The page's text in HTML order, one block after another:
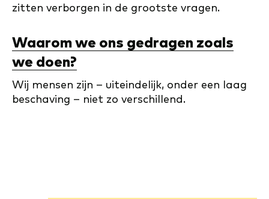
zitten verborgen in de grootste vragen.
Waarom we ons gedragen zoals
we doen?
Wij mensen zijn – uiteindelijk, onder een laag
beschaving – niet zo verschillend.